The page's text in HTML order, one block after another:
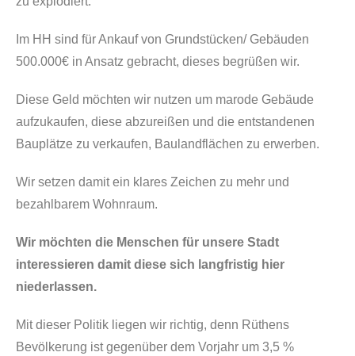
Im HH sind für Ankauf von Grundstücken/ Gebäuden
500.000€ in Ansatz gebracht, dieses begrüßen wir.
Diese Geld möchten wir nutzen um marode Gebäude
aufzukaufen, diese abzureißen und die entstandenen
Bauplätze zu verkaufen, Baulandflächen zu erwerben.
Wir setzen damit ein klares Zeichen zu mehr und
bezahlbarem Wohnraum.
Wir möchten die Menschen für unsere Stadt
interessieren damit diese sich langfristig hier
niederlassen.
Mit dieser Politik liegen wir richtig, denn Rüthens
Bevölkerung ist gegenüber dem Vorjahr um 3,5 %